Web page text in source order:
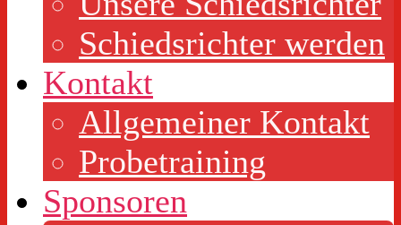
Schiedsrichter werden
Kontakt
Allgemeiner Kontakt
Probetraining
Sponsoren